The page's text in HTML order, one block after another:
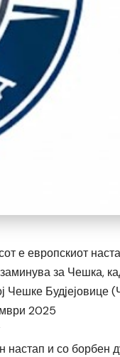
е европскиот
за Чешка,
Чешке Будјејовице
2025
настап и со борбен